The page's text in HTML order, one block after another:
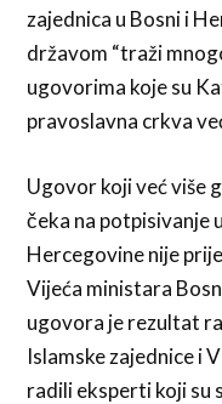
zajednica u Bosni i
državom “traži
ugovorima koje su
pravoslavna crkva
Ugovor koji već više
čeka na potpisivanje
Hercegovine nije
Vijeća ministara
ugovora je rezultat
Islamske zajednice i
radili eksperti koji su